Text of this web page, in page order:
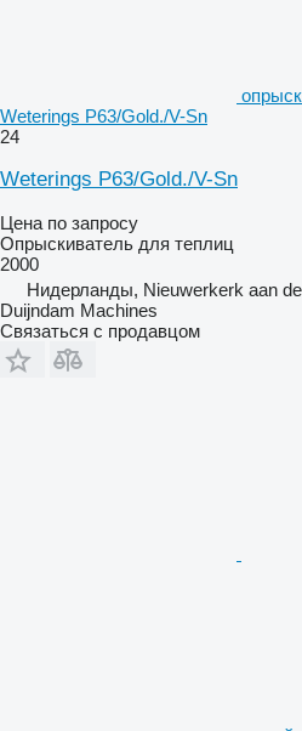
Weterings P63/Gold./V-Sn
24
Weterings P63/Gold./V-Sn
Цена по запросу
Опрыскиватель для теплиц
2000
Нидерланды, Nieuwerkerk aan
Duijndam Machines
Связаться с продавцом